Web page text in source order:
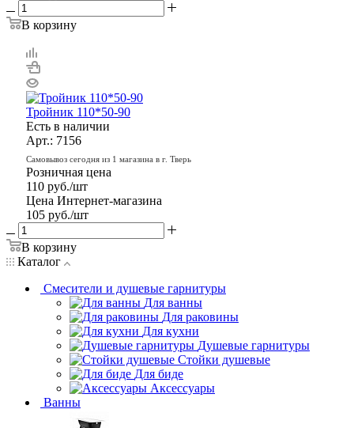
В корзину
Тройник 110*50-90
Есть в наличии
Арт.: 7156
Самовывоз сегодня из 1 магазина в г. Тверь
Розничная цена
110 руб./шт
Цена Интернет-магазина
105 руб./шт
В корзину
Каталог
Смесители и душевые гарнитуры
Для ванны
Для раковины
Для кухни
Душевые гарнитуры
Стойки душевые
Для биде
Аксессуары
Ванны